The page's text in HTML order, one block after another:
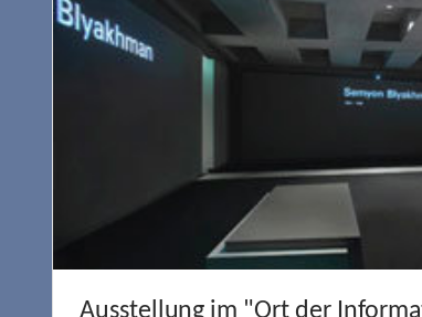
Ausstellung im "Ort der